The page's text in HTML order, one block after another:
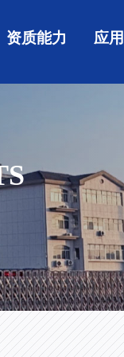
资质能力 应